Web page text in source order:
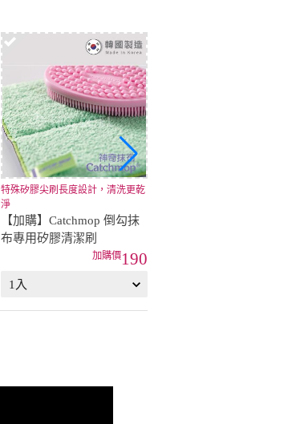
特殊矽膠尖刷長度設計，清洗更乾
淨
【加購】Catchmop 倒勾抹
布專用矽膠清潔刷
190